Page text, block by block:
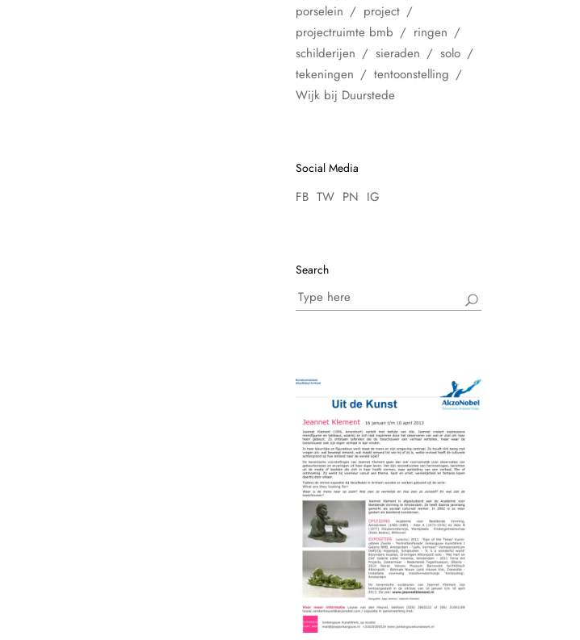
porselein
project
projectruimte bmb
ringen
schilderijen
sieraden
solo
tekeningen
tentoonstelling
Wijk bij Duurstede
Social Media
FB TW PN IG
Search
Search
for: